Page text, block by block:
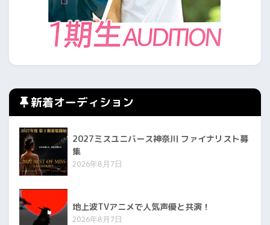
新着オーディション
2027ミスユニバース神奈川 ファイナリスト募
集
2026年8月7日
地上波TVアニメで人気声優と共演！
2026年8月7日